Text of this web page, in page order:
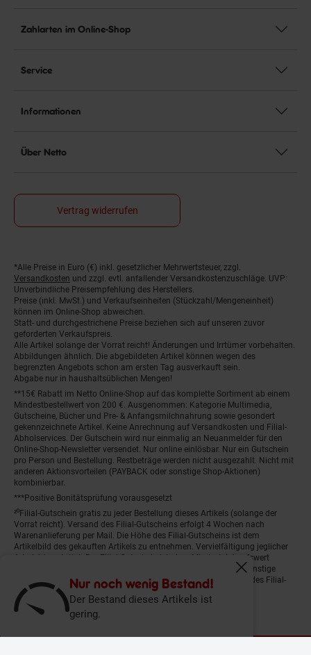
Nur noch wenig Bestand!
Der Bestand dieses Artikels ist
gering.
Fenster
Zahlarten im Online-Shop
Service
Informationen
Über Netto
Vertrag widerrufen
Fußnoten
*Alle Preise in Euro (€) inkl. gesetzlicher Mehrwertsteuer, zzgl.
Versandkosten und zzgl. evtl. anfallender Versandkostenzuschläge. UVP:
Unverbindliche Preisempfehlung des Herstellers.
Preise (inkl. MwSt.) und Verkaufseinheiten (Stückzahl/Mengeneinheit)
können im Online-Shop abweichen.
Statt- und durchgestrichene Preise beziehen sich auf unseren zuvor
geforderten Verkaufspreis.
Alle Artikel solange der Vorrat reicht! Änderungen und Irrtümer vorbehalten.
Abbildungen ähnlich. Die abgebildeten Artikel können wegen des
begrenzten Angebots schon am ersten Tag ausverkauft sein.
Abgabe nur in haushaltsüblichen Mengen!
**15€ Rabatt im Netto Online-Shop auf das komplette Sortiment ab einem
Mindestbestellwert von 200 €. Ausgenommen: Kategorie Multimedia,
Gutscheine, Bücher und Pre- & Anfangsmilchnahrung sowie gesondert
gekennzeichnete Artikel. Keine Anrechnung auf Versandkosten und Filial-
Abholservices. Der Gutschein wird nur einmalig an Neuanmelder für den
Online-Shop-Newsletter versendet. Nur online einlösbar. Nur ein Gutschein
pro Person und Bestellung. Restbeträge werden nicht ausgezahlt. Nicht mit
anderen Aktionsvorteilen (PAYBACK oder sonstige Shop-Aktionen)
kombinierbar.
***Positive Bonitätsprüfung vorausgesetzt
²⁰Filial-Gutschein gratis zu jeder Bestellung dieses Artikels (solange der
Vorrat reicht). Versand des Filial-Gutscheins erfolgt 4 Wochen nach
Warenanlieferung per Mail. Die Höhe des Filial-Gutscheins ist dem
Artikelbild des gekauften Artikels zu entnehmen. Vervielfältigung jeglicher
Art nicht gestattet. Der Filial-Gutschein ist ohne Mindesteinkaufswert
einlösbar. Nicht mit anderen Aktionsvorteilen (PAYBACK oder sonstige
Shop-Aktionen) kombinierbar. Der jeweilige Gültigkeitszeitraum des Filial-
Gutscheins ist darauf vermerkt.